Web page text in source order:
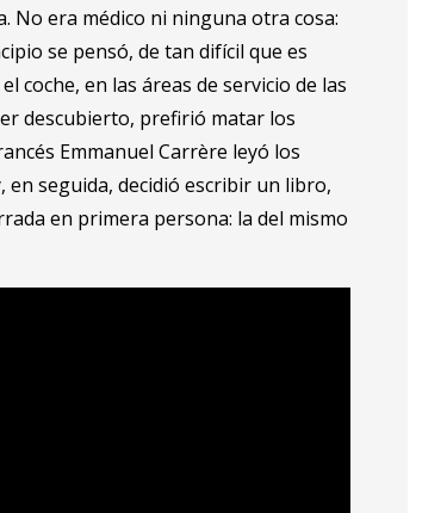
No era médico ni ninguna otra cosa:
se pensó, de tan difícil que es
coche, en las áreas de servicio de las
descubierto, prefirió matar los
Emmanuel Carrère leyó los
seguida, decidió escribir un libro,
en primera persona: la del mismo